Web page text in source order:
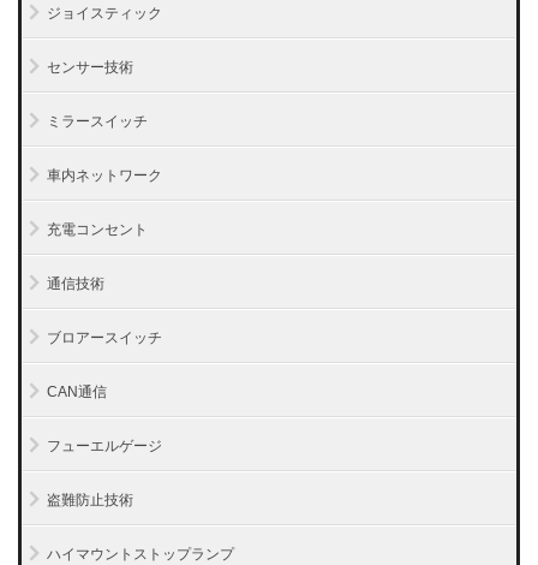
ジョイスティック
センサー技術
ミラースイッチ
車内ネットワーク
充電コンセント
通信技術
ブロアースイッチ
CAN通信
フューエルゲージ
盗難防止技術
ハイマウントストップランプ